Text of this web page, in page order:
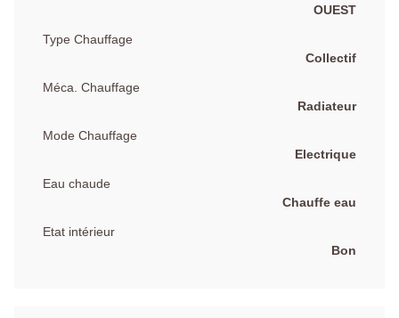
OUEST
Type Chauffage
Collectif
Méca. Chauffage
Radiateur
Mode Chauffage
Electrique
Eau chaude
Chauffe eau
Etat intérieur
Bon